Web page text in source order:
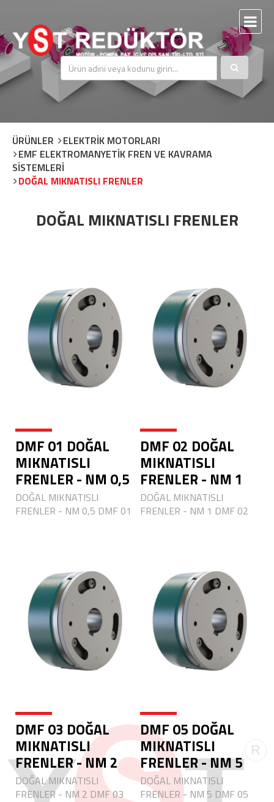
ÜRÜNLER
ELEKTRİK MOTORLARI
EMF ELEKTROMANYETİK FREN VE KAVRAMA
SİSTEMLERİ
DOĞAL MIKNATISLI FRENLER
DOĞAL MIKNATISLI FRENLER
DMF 01 DOĞAL
MIKNATISLI
FRENLER - NM 0,5
DOĞAL MIKNATISLI
FRENLER - NM 0,5 DMF 01
DMF 02 DOĞAL
MIKNATISLI
FRENLER - NM 1
DOĞAL MIKNATISLI
FRENLER - NM 1 DMF 02
DMF 03 DOĞAL
MIKNATISLI
FRENLER - NM 2
DOĞAL MIKNATISLI
FRENLER - NM 2 DMF 03
DMF 05 DOĞAL
MIKNATISLI
FRENLER - NM 5
DOĞAL MIKNATISLI
FRENLER - NM 5 DMF 05